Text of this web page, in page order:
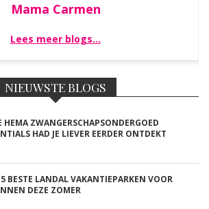
Mama Carmen
Lees meer blogs…
NIEUWSTE BLOGS
HEMA ZWANGERSCHAPSONDERGOED
HAD JE LIEVER EERDER ONTDEKT
BESTE LANDAL VAKANTIEPARKEN VOOR
DEZE ZOMER